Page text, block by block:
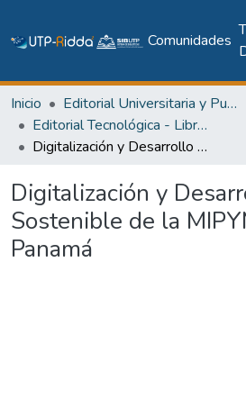
Comunidades
Inicio
Editorial Universitaria y Publicaciones Seriadas
Editorial Tecnológica - Libros académicos, científicos y técnicos
Digitalización y Desarrollo Sostenible de la MIPYME en Panamá
Digitalización y
Sostenible de la
Panamá